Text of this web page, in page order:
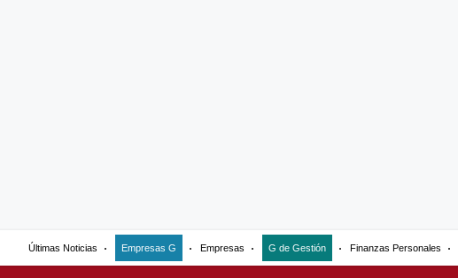
Últimas Noticias Empresas G Empresas G de Gestión Finanzas Personales